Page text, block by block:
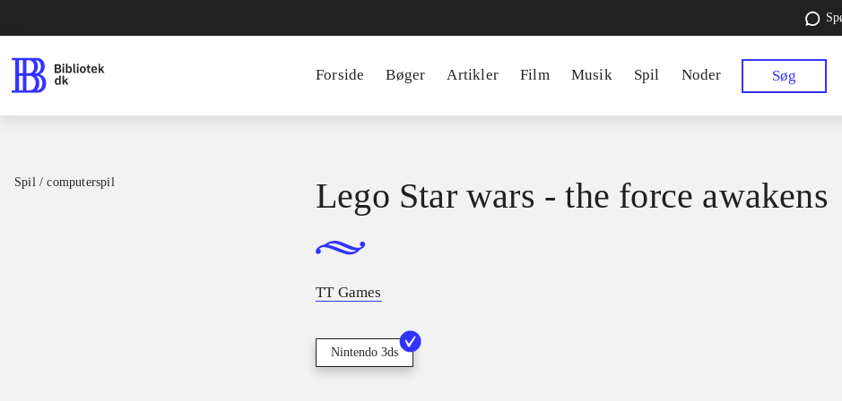
Forside Bøger Artikler Film Musik Spil Noder Søg
Spil / computerspil Lego Star wars - the force awakens
TT Games
Nintendo 3ds